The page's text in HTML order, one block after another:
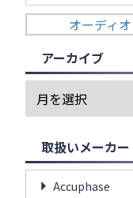
オーディ
アーカイブ
取扱いメーカー
Accuphase